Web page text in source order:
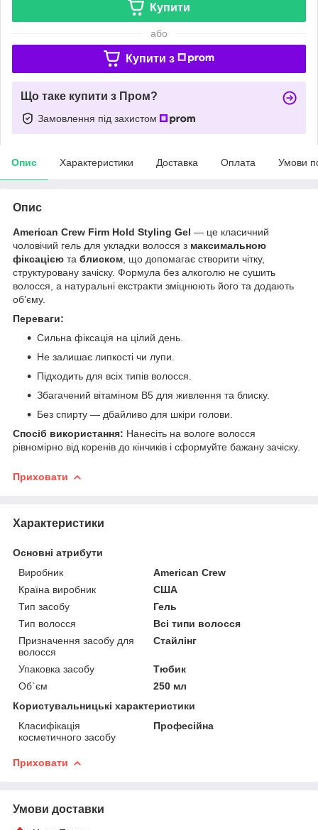
Купити
або
Купити з
Що таке купити з Пром?
Замовлення під захистом
Опис Характеристики Доставка Оплата Умови
Опис
American Crew Firm Hold Styling Gel — це класичний
чоловічий гель для укладки волосся з максимальною
фіксацією та блиском , що допомагає створити чітку,
структуровану зачіску. Формула без алкоголю не сушить
волосся, а натуральні екстракти зміцнюють його та додають
об’єму.
Переваги:
Сильна фіксація на цілий день.
Не залишає липкості чи лупи.
Підходить для всіх типів волосся.
Збагачений вітаміном B5 для живлення та блиску.
Без спирту — дбайливо для шкіри голови.
Спосіб використання: Нанесіть на вологе волосся
рівномірно від коренів до кінчиків і сформуйте бажану зачіску.
Приховати
Характеристики
Основні атрибути
Виробник
American Crew
Країна виробник
США
Тип засобу
Гель
Тип волосся
Всі типи волосся
Призначення засобу для
волосся
Стайлінг
Упаковка засобу
Тюбик
Об`єм
250 мл
Користувальницькі характеристики
Класифікація
косметичного засобу
Професійна
Приховати
Умови доставки